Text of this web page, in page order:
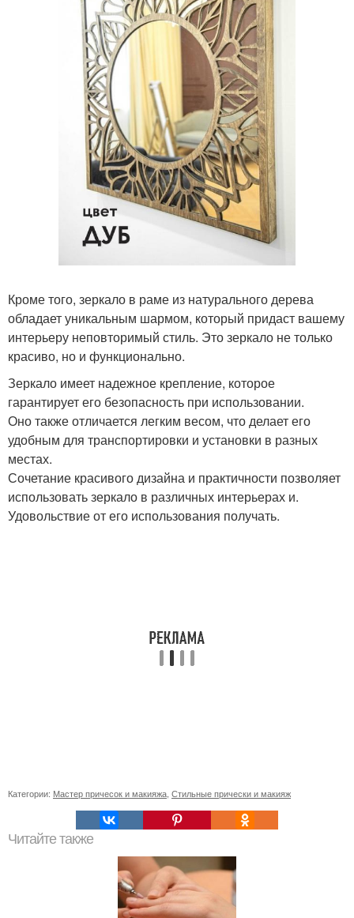
Кроме того, зеркало в раме из натурального дерева
обладает уникальным шармом, который придаст вашему
интерьеру неповторимый стиль. Это зеркало не только
красиво, но и функционально.
Зеркало имеет надежное крепление, которое
гарантирует его безопасность при использовании.
Оно также отличается легким весом, что делает его
удобным для транспортировки и установки в разных
местах.
Сочетание красивого дизайна и практичности позволяет
использовать зеркало в различных интерьерах и.
Удовольствие от его использования получать.
Категории: Мастер причесок и макияжа, Стильные прически и макияж
Читайте также